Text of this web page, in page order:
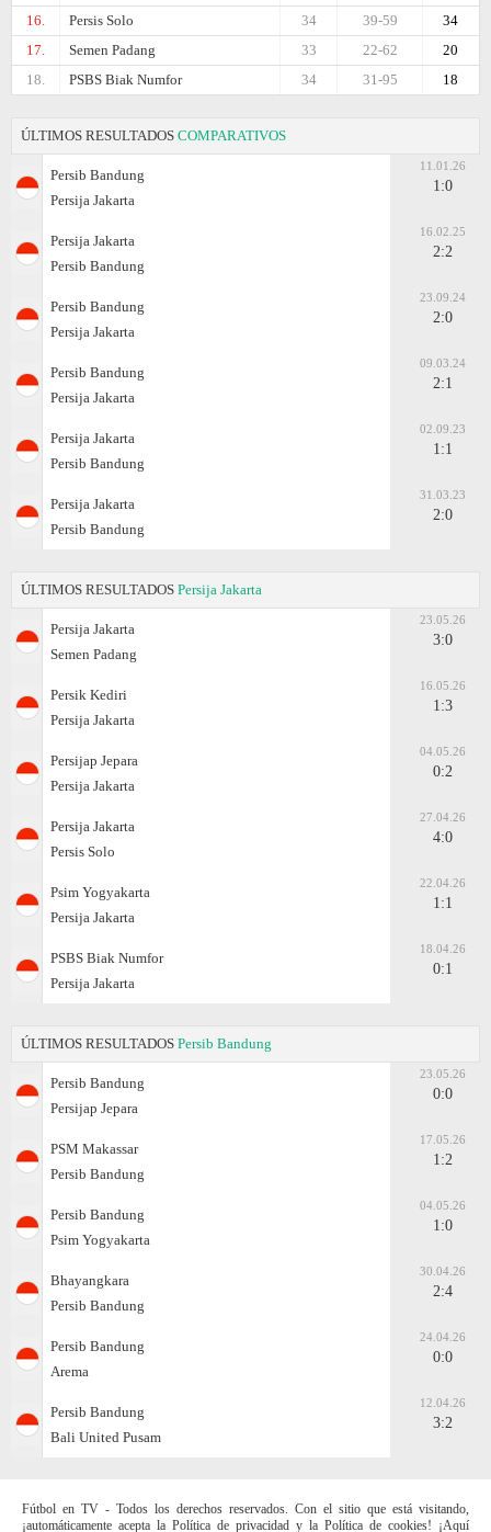
16.
Persis Solo 34
39-59
34
17.
Semen Padang 20
22-62
33
18.
PSBS Biak Numfor 18
31-95
34
ÚLTIMOS RESULTADOS COMPARATIVOS
Persib Bandung
Persija Jakarta
11.01.26
1:0
Persija Jakarta
Persib Bandung
16.02.25
2:2
Persib Bandung
Persija Jakarta
23.09.24
2:0
Persib Bandung
Persija Jakarta
09.03.24
2:1
Persija Jakarta
Persib Bandung
02.09.23
1:1
Persija Jakarta
Persib Bandung
31.03.23
2:0
ÚLTIMOS RESULTADOS Persija Jakarta
Persija Jakarta
Semen Padang
23.05.26
3:0
Persik Kediri
Persija Jakarta
16.05.26
1:3
Persijap Jepara
Persija Jakarta
04.05.26
0:2
Persija Jakarta
Persis Solo
27.04.26
4:0
Psim Yogyakarta
Persija Jakarta
22.04.26
1:1
PSBS Biak Numfor
Persija Jakarta
18.04.26
0:1
ÚLTIMOS RESULTADOS Persib Bandung
Persib Bandung
Persijap Jepara
23.05.26
0:0
PSM Makassar
Persib Bandung
17.05.26
1:2
Persib Bandung
Psim Yogyakarta
04.05.26
1:0
Bhayangkara
Persib Bandung
30.04.26
2:4
Persib Bandung
Arema
24.04.26
0:0
Persib Bandung
Bali United Pusam
12.04.26
3:2
Fútbol en TV - Todos los derechos reservados. Con el sitio que está visitando,
¡automáticamente acepta la Política de privacidad y la Política de cookies! ¡Aquí